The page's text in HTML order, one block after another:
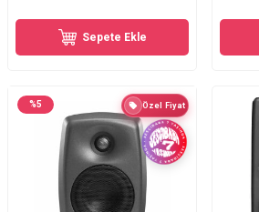
Sepete Ekle
%5 Özel Fiyat